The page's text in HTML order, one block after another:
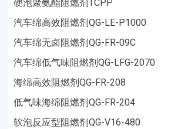
硬泡聚氨酯阻燃剂TCPP
汽车绵高效阻燃剂QG-LE-P1000
汽车绵无卤阻燃剂QG-FR-09C
汽车绵低气味阻燃剂QG-LFG-2070
海绵高效阻燃剂QG-FR-208
低气味海绵阻燃剂QG-FR-204
软泡反应型阻燃剂QG-V16-480